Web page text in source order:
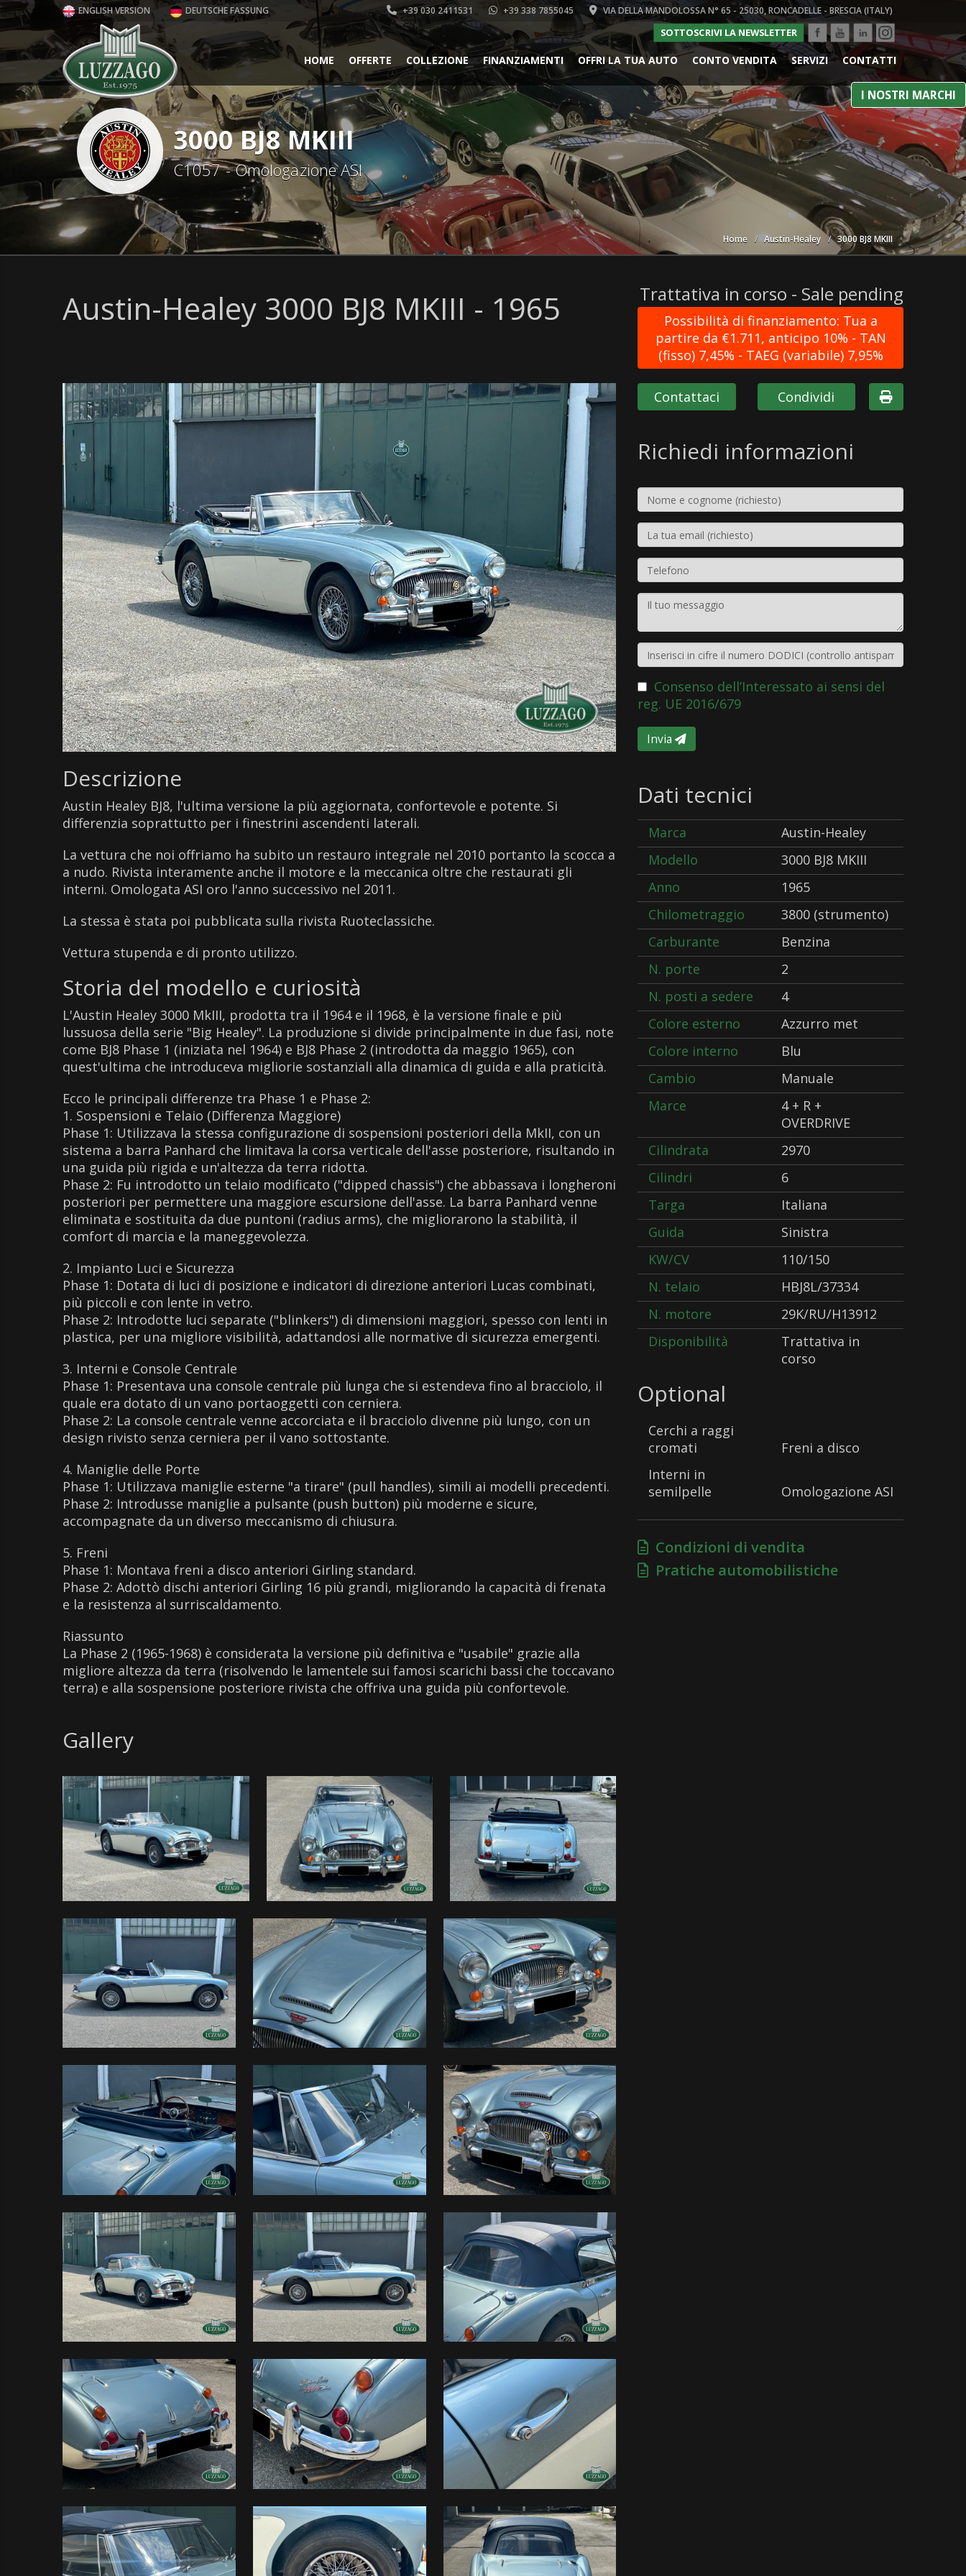
ENGLISH VERSION DEUTSCHE FASSUNG +39 030 2411531 +39 338 7855045 VIA DELLA MANDOLOSSA N° 65 - 25030, RONCADELLE - BRESCIA (ITALY)
SOTTOSCRIVI LA NEWSLETTER
I NOSTRI MARCHI
HOME OFFERTE COLLEZIONE FINANZIAMENTI OFFRI LA TUA AUTO CONTO VENDITA SERVIZI CONTATTI
3000 BJ8 MKIII
C1057 - Omologazione ASI
Home Austin-Healey 3000 BJ8 MKIII
Austin-Healey 3000 BJ8 MKIII - 1965 Trattativa in corso - Sale pending
Possibilità di finanziamento: Tua a
partire da €1.711, anticipo 10% - TAN
(fisso) 7,45% - TAEG (variabile) 7,95%
Descrizione
Austin Healey BJ8, l'ultima versione la più aggiornata, confortevole e potente. Si
differenzia soprattutto per i finestrini ascendenti laterali.
La vettura che noi offriamo ha subito un restauro integrale nel 2010 portanto la scocca a
a nudo. Rivista interamente anche il motore e la meccanica oltre che restaurati gli
interni. Omologata ASI oro l'anno successivo nel 2011.
La stessa è stata poi pubblicata sulla rivista Ruoteclassiche.
Vettura stupenda e di pronto utilizzo.
Storia del modello e curiosità
L'Austin Healey 3000 MkIII, prodotta tra il 1964 e il 1968, è la versione finale e più
lussuosa della serie "Big Healey". La produzione si divide principalmente in due fasi, note
come BJ8 Phase 1 (iniziata nel 1964) e BJ8 Phase 2 (introdotta da maggio 1965), con
quest'ultima che introduceva migliorie sostanziali alla dinamica di guida e alla praticità.
Ecco le principali differenze tra Phase 1 e Phase 2:
1. Sospensioni e Telaio (Differenza Maggiore)
Phase 1: Utilizzava la stessa configurazione di sospensioni posteriori della MkII, con un
sistema a barra Panhard che limitava la corsa verticale dell'asse posteriore, risultando in
una guida più rigida e un'altezza da terra ridotta.
Phase 2: Fu introdotto un telaio modificato ("dipped chassis") che abbassava i longheroni
posteriori per permettere una maggiore escursione dell'asse. La barra Panhard venne
eliminata e sostituita da due puntoni (radius arms), che migliorarono la stabilità, il
comfort di marcia e la maneggevolezza.
2. Impianto Luci e Sicurezza
Phase 1: Dotata di luci di posizione e indicatori di direzione anteriori Lucas combinati,
più piccoli e con lente in vetro.
Phase 2: Introdotte luci separate ("blinkers") di dimensioni maggiori, spesso con lenti in
plastica, per una migliore visibilità, adattandosi alle normative di sicurezza emergenti.
3. Interni e Console Centrale
Phase 1: Presentava una console centrale più lunga che si estendeva fino al bracciolo, il
quale era dotato di un vano portaoggetti con cerniera.
Phase 2: La console centrale venne accorciata e il bracciolo divenne più lungo, con un
design rivisto senza cerniera per il vano sottostante.
4. Maniglie delle Porte
Phase 1: Utilizzava maniglie esterne "a tirare" (pull handles), simili ai modelli precedenti.
Phase 2: Introdusse maniglie a pulsante (push button) più moderne e sicure,
accompagnate da un diverso meccanismo di chiusura.
5. Freni
Phase 1: Montava freni a disco anteriori Girling standard.
Phase 2: Adottò dischi anteriori Girling 16 più grandi, migliorando la capacità di frenata
e la resistenza al surriscaldamento.
Riassunto
La Phase 2 (1965-1968) è considerata la versione più definitiva e "usabile" grazie alla
migliore altezza da terra (risolvendo le lamentele sui famosi scarichi bassi che toccavano
terra) e alla sospensione posteriore rivista che offriva una guida più confortevole.
Gallery
Contattaci Condividi
Richiedi informazioni
Consenso dell’Interessato ai sensi del
reg. UE 2016/679
Invia
Dati tecnici
Marca
Austin-Healey
Modello
3000 BJ8 MKIII
Anno
1965
Chilometraggio
3800 (strumento)
Carburante
Benzina
N. porte
2
N. posti a sedere
4
Colore esterno
Azzurro met
Colore interno
Blu
Cambio
Manuale
Marce
4 + R +
OVERDRIVE
Cilindrata
2970
Cilindri
6
Targa
Italiana
Guida
Sinistra
KW/CV
110/150
N. telaio
HBJ8L/37334
N. motore
29K/RU/H13912
Disponibilità
Trattativa in
corso
Optional
Cerchi a raggi
cromati
Freni a disco
Interni in
semilpelle
Omologazione ASI
Condizioni di vendita
Pratiche automobilistiche